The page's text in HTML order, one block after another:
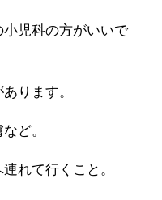
児科の方がいいで
ります。
ど。
れて行くこと。